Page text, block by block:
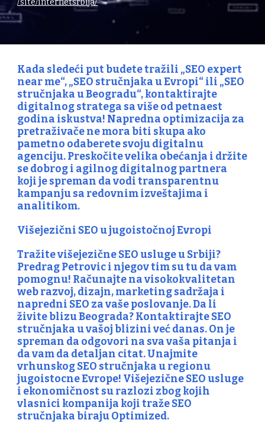
Kada sledeći put budete tražili „SEO expert
near me“, „SEO stručnjaka u Evropi“ ili „SEO
stručnjaka u Beogradu“, kontaktirajte
digitalnog stratega sa više od petnaest
godina iskustva! Napredna optimizacija za
pretraživače ne mora biti skupa ako
pametno odaberete svoju digitalnu
agenciju. Preskočite velika obećanja i držite
se dobrog i agilnog digitalnog partnera
koji je spreman da vodi transparentnu
kampanju sa redovnim izveštajima i
analitikom.
Višejezični SEO u jugoistočnoj Evropi
Tražitevišejezične SEO usluge u Srbiji?
Predrag Petrovic i njegov tim su tu da vam
pomognu! Računajte na visokokvalitetan
web razvoj, dizajn, marketing sadržaja i
napredni SEO za vaše poslovanje. Da li
živite blizu Beograda? Kontaktirajte SEO
stručnjaka u vašoj blizini već danas. On je
spreman da odgovori na sva vaša pitanja i
da vam da detaljan citat. Unajmite
vrhunskog SEO stručnjaka u regionu
jugoistocne Evrope! Višejezične SEO usluge
i ekonomičnost su razlozi zbog kojih
vlasnici kompanija koji traže SEO
stručnjaka biraju Optimized.